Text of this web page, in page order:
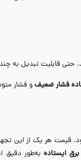
قابلیت تبدیل به چند
فشار ضعیفو فشار
هر یک از این
ایستاده به‌طور دقیق